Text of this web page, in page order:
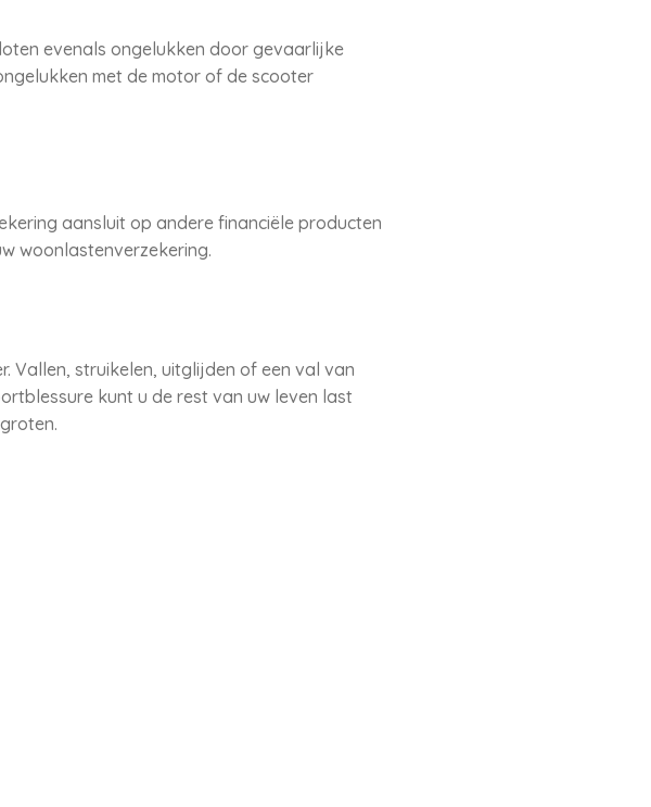
evenals ongelukken door gevaarlijke
met de motor of de scooter
aansluit op andere financiële producten
woonlastenverzekering.
Vallen, struikelen, uitglijden of een val van
kunt u de rest van uw leven last